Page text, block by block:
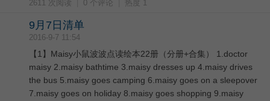
2611 次阅读 0 个评论 热度 1
9月7日清单
2016-9-7 11:54
【1】Maisy小鼠波波点读绘本22册（分册+合集） 1.doctor
maisy 2.maisy bathtime 3.maisy dresses up 4.maisy drives
the bus 5.maisy goes camping 6.maisy goes on a sleepover
7.maisy goes on holiday 8.maisy goes shopping 9.maisy